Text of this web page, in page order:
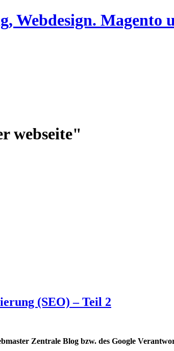
Webdesign. Magento
webseite"
(SEO) – Teil 2
Zentrale Blog bzw. des Google